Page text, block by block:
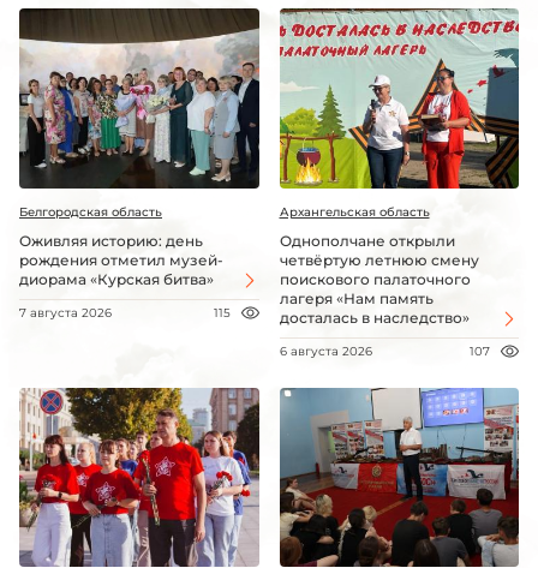
Белгородская область
Оживляя историю: день
рождения отметил музей-
диорама «Курская битва»
7 августа 2026 115
Архангельская область
Однополчане открыли
четвёртую летнюю смену
поискового палаточного
лагеря «Нам память
досталась в наследство»
6 августа 2026 107